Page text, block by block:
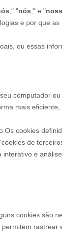
," "nós ," e "
e por que
ou essas
computador
mais
Os cookies
de
e
cookies são